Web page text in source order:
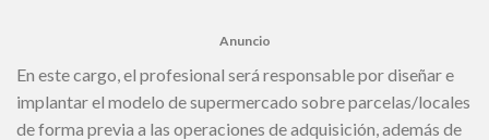
Anuncio
En este cargo, el profesional será responsable por diseñar e
implantar el modelo de supermercado sobre parcelas/locales
de forma previa a las operaciones de adquisición, además de